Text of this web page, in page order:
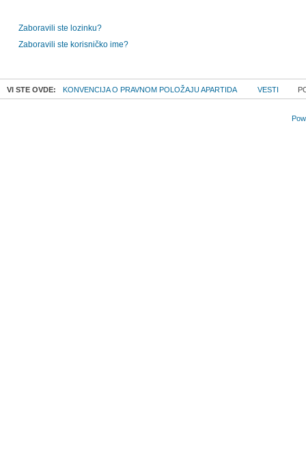
Zaboravili ste lozinku?
Zaboravili ste korisničko ime?
VI STE OVDE: KONVENCIJA O PRAVNOM POLOŽAJU APARTIDA VESTI